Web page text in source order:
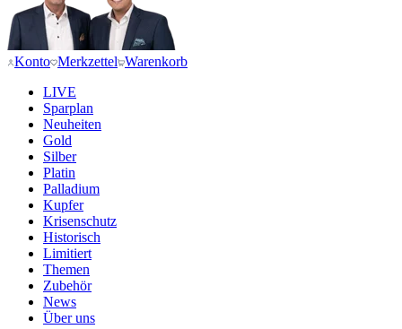
Konto Merkzettel Warenkorb
LIVE
Sparplan
Neuheiten
Gold
Silber
Platin
Palladium
Kupfer
Krisenschutz
Historisch
Limitiert
Themen
Zubehör
News
Über uns